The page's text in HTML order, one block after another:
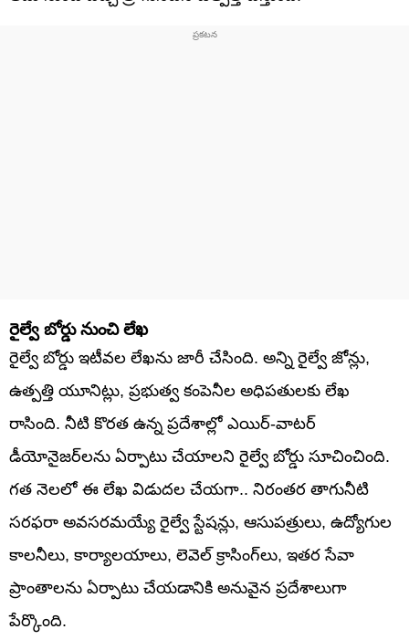
రైల్వే బోర్డు నుంచి లేఖ
రైల్వే బోర్డు ఇటీవల లేఖను జారీ చేసింది. అన్ని రైల్వే జోన్లు,
ఉత్పత్తి యూనిట్లు, ప్రభుత్వ కంపెనీల అధిపతులకు లేఖ
రాసింది. నీటి కొరత ఉన్న ప్రదేశాల్లో ఎయిర్-వాటర్
డీయోనైజర్‌లను ఏర్పాటు చేయాలని రైల్వే బోర్డు సూచించింది.
గత నెలలో ఈ లేఖ విడుదల చేయగా.. నిరంతర తాగునీటి
సరఫరా అవసరమయ్యే రైల్వే స్టేషన్లు, ఆసుపత్రులు, ఉద్యోగుల
కాలనీలు, కార్యాలయాలు, లెవెల్ క్రాసింగ్‌లు, ఇతర సేవా
ప్రాంతాలను ఏర్పాటు చేయడానికి అనువైన ప్రదేశాలుగా
పేర్కొంది.